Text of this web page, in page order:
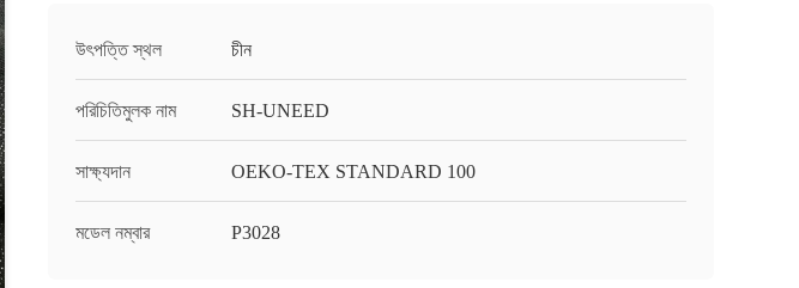
উৎপত্তি স্থল চীন
পরিচিতিমুলক নাম SH-UNEED
সাক্ষ্যদান OEKO-TEX STANDARD 100
মডেল নম্বার P3028